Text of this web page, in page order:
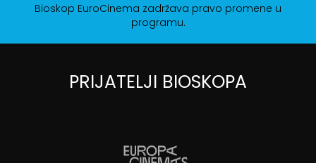
Bioskop EuroCinema zadržava pravo promene u
programu.
PRIJATELJI BIOSKOPA